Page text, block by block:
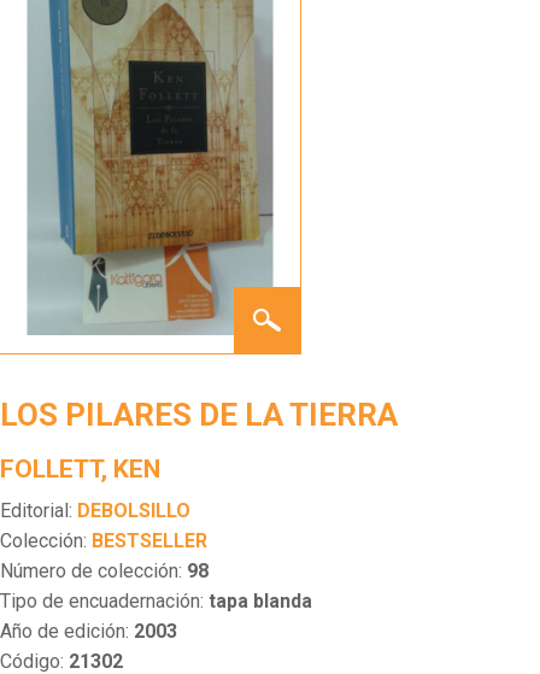
PILARES
LOS PILARES DE LA TIERRA
FOLLETT, KEN
Editorial: DEBOLSILLO
Colección: BESTSELLER
Número de colección: 98
Tipo de encuadernación: tapa blanda
Año de edición: 2003
Código: 21302